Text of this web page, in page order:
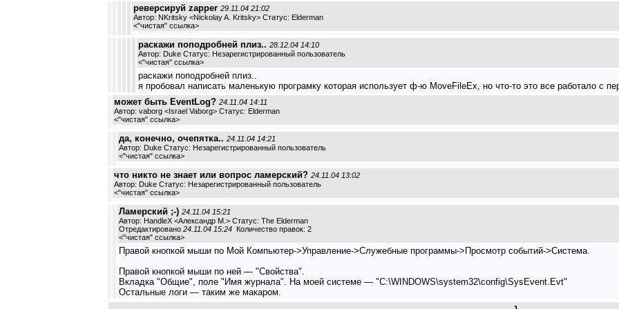
реверсируй zapper 29.11.04 21:02
Автор: NKritsky <Nickolay A. Kritsky> Статус: Elderman
<"чистая" ссылка>
раскажи поподробней плиз.. 28.12.04 14:10
Автор: Duke Статус: Незарегистрированный пользователь
<"чистая" ссылка>
раскажи поподробней плиз..
я пробовал написать маленькую програмку которая использует ф-ю MoveFileEx, но что-то это все работало с
может быть EventLog? 24.11.04 14:11
Автор: vaborg <Israel Vaborg> Статус: Elderman
<"чистая" ссылка>
да, конечно, очепятка.. 24.11.04 14:21
Автор: Duke Статус: Незарегистрированный пользователь
<"чистая" ссылка>
что никто не знает или вопрос ламерский? 24.11.04 13:02
Автор: Duke Статус: Незарегистрированный пользователь
<"чистая" ссылка>
Ламерский ;-) 24.11.04 15:21
Автор: HandleX <Александр М.> Статус: The Elderman
Отредактировано 24.11.04 15:24 Количество правок: 2
<"чистая" ссылка>
Правой кнопкой мыши по Мой Компьютер->Управление->Служебные программы->Просмотр событий->Система.
Правой кнопкой мыши по ней — "Свойства".
Вкладка "Общие", поле "Имя журнала". На моей системе — "C:\WINDOWS\system32\config\SysEvent.Evt"
Остальные логи — таким же макаром.